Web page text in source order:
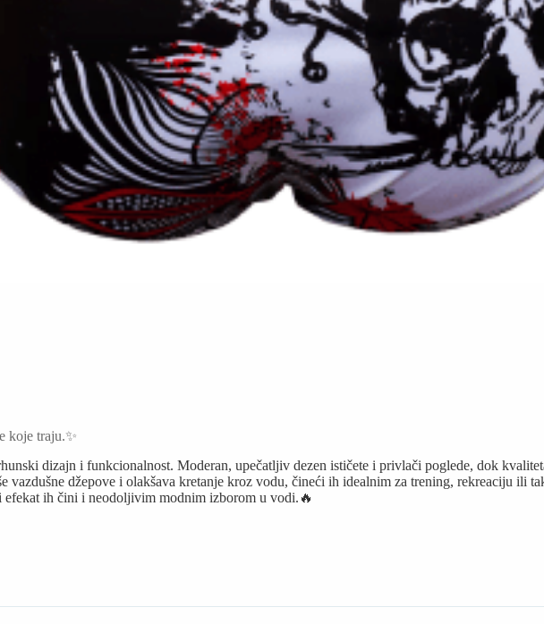
koje traju.✨
dizajn i funkcionalnost. Moderan, upečatljiv dezen ističete i privlači poglede, dok
vazdušne džepove i olakšava kretanje kroz vodu, čineći ih idealnim za trening, rekreaciju ili
ih čini i neodoljivim modnim izborom u vodi.🔥